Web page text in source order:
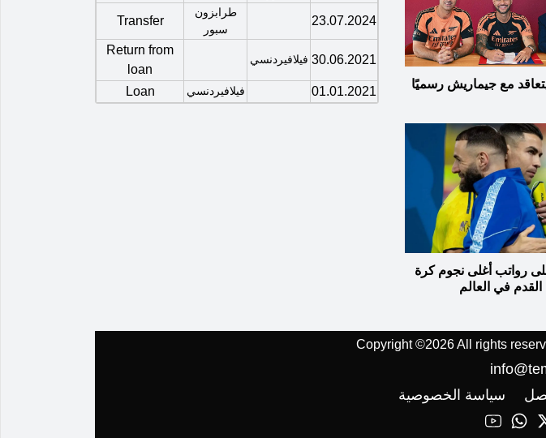
مع جيماريش رسميًا
رواتب أغلى نجوم كرة
القدم في العالم
23.07.2024
طرابزون
سبور
Transfer
30.06.2021 فيلافيردنسي
Return from
loan
01.01.2021
فيلافيردنسي Loan
Copyright ©2026 All rights
سياسة الخصوصية